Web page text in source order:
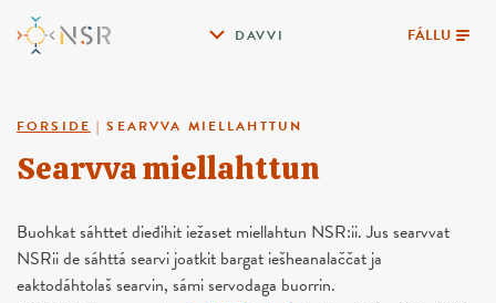
DAVVI FÁLLU
FORSIDE |SEARVVA MIELLAHTTUN
Searvva miellahttun
Buohkat sáhttet dieđihit iežaset miellahtun NSR:ii. Jus searvvat
NSRii de sáhttá searvi joatkit bargat iešheanalaččat ja
eaktodáhtolaš searvin, sámi servodaga buorrin.